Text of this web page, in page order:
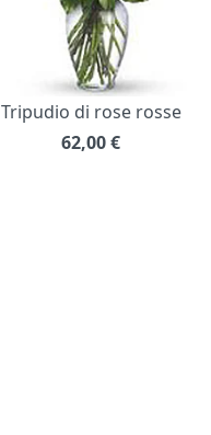
Tripudio di rose rosse
62,00€